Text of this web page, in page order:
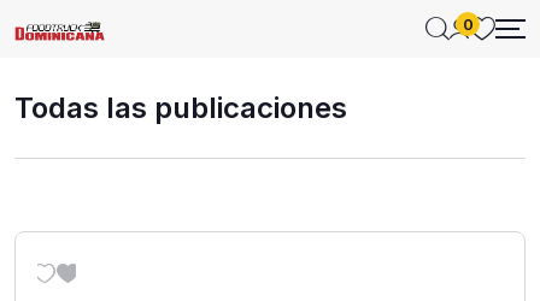
0
Todas las publicaciones